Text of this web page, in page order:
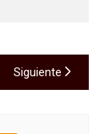
Siguiente